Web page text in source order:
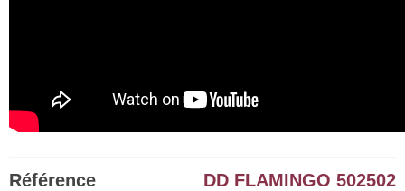
Référence DD FLAMINGO 502502